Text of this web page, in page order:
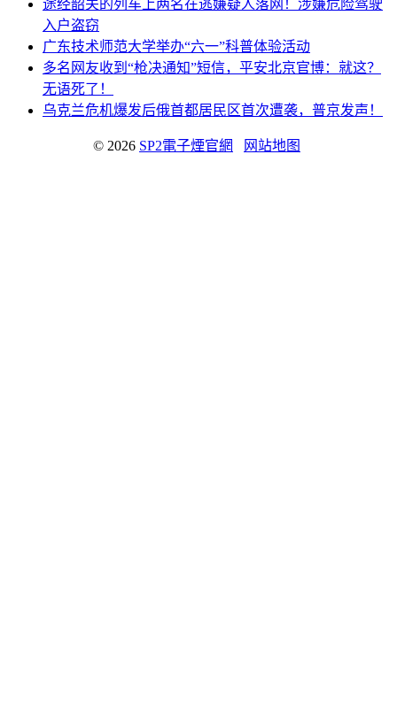
途经韶关的列车上两名在逃嫌疑人落网！涉嫌危险驾驶
入户盗窃
广东技术师范大学举办“六一”科普体验活动
多名网友收到“枪决通知”短信，平安北京官博：就这？
无语死了！
乌克兰危机爆发后俄首都居民区首次遭袭，普京发声！
© 2026 SP2電子煙官網 网站地图